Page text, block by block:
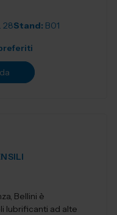
28Stand: B01
Bellini è
lubrificanti ad alte